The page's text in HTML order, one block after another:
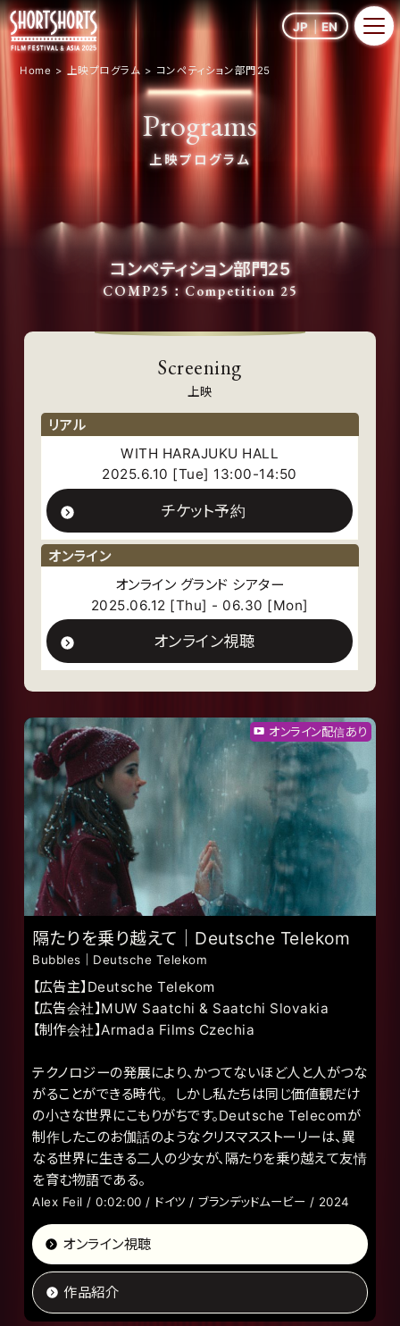
JP EN
Home 上映プログラム コンペティション部門25
Programs
上映プログラム
コンペティション部門25
COMP25：Competition 25
Screening
上映
リアル
WITH HARAJUKU HALL
2025.6.10 [Tue] 13:00-14:50
チケット予約
オンライン
オンライン グランド シアター
2025.06.12 [Thu] - 06.30 [Mon]
オンライン視聴
オンライン配信あり
隔たりを乗り越えて｜Deutsche Telekom
Bubbles｜Deutsche Telekom
【広告主】Deutsche Telekom
【広告会社】MUW Saatchi & Saatchi Slovakia
【制作会社】Armada Films Czechia
テクノロジーの発展により、かつてないほど人と人がつな
がることができる時代。しかし私たちは同じ価値観だけ
の小さな世界にこもりがちです。Deutsche Telecomが
制作したこのお伽話のようなクリスマスストーリーは、異
なる世界に生きる二人の少女が、隔たりを乗り越えて友情
を育む物語である。
Alex Feil / 0:02:00 / ドイツ / ブランデッドムービー / 2024
オンライン視聴
作品紹介